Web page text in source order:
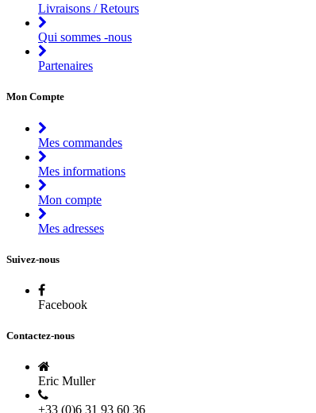
Livraisons / Retours
Qui sommes -nous
Partenaires
Mon Compte
Mes commandes
Mes informations
Mon compte
Mes adresses
Suivez-nous
Facebook
Contactez-nous
Eric Muller
+33 (0)6 31 93 60 36